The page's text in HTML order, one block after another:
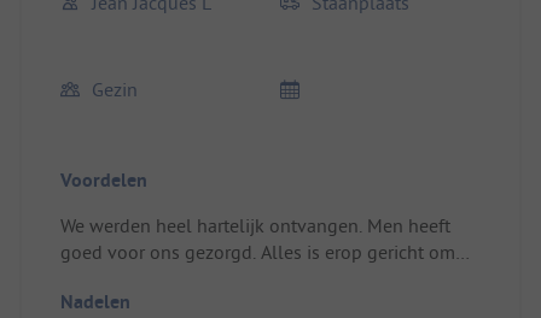
Gezin
Voordelen
We werden heel hartelijk ontvangen. Men heeft
goed voor ons gezorgd. Alles is erop gericht om
gezellig.
Nadelen